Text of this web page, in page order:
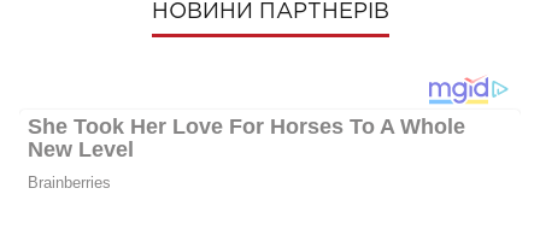
НОВИНИ ПАРТНЕРІВ